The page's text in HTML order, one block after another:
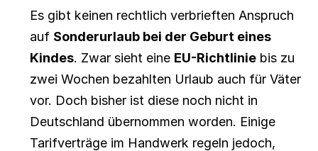
Es gibt keinen rechtlich verbrieften Anspruch
auf Sonderurlaub bei der Geburt eines
Kindes. Zwar sieht eine EU-Richtlinie bis zu
zwei Wochen bezahlten Urlaub auch für Väter
vor. Doch bisher ist diese noch nicht in
Deutschland übernommen worden. Einige
Tarifverträge im Handwerk regeln jedoch,